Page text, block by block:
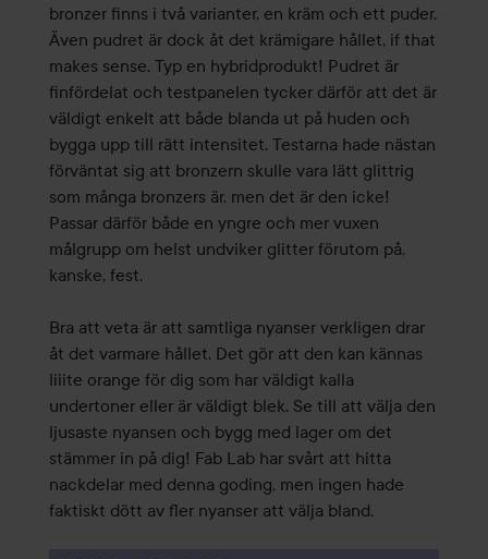
bronzer finns i två varianter, en kräm och ett puder.
Även pudret är dock åt det krämigare hållet, if that
makes sense. Typ en hybridprodukt! Pudret är
finfördelat och testpanelen tycker därför att det är
väldigt enkelt att både blanda ut på huden och
bygga upp till rätt intensitet. Testarna hade nästan
förväntat sig att bronzern skulle vara lätt glittrig
som många bronzers är, men det är den icke!
Passar därför både en yngre och mer vuxen
målgrupp om helst undviker glitter förutom på,
kanske, fest.
Bra att veta är att samtliga nyanser verkligen drar
åt det varmare hållet. Det gör att den kan kännas
liiite orange för dig som har väldigt kalla
undertoner eller är väldigt blek. Se till att välja den
ljusaste nyansen och bygg med lager om det
stämmer in på dig! Fab Lab har svårt att hitta
nackdelar med denna goding, men ingen hade
faktiskt dött av fler nyanser att välja bland.